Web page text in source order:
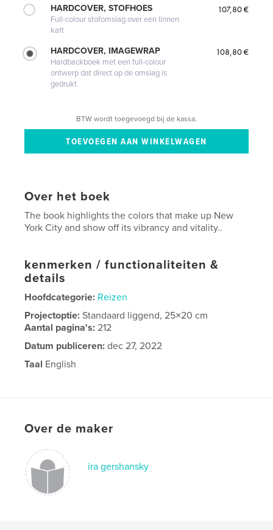
HARDCOVER, STOFHOES
Full-colour stofomslag over een linnen
kaft
107,80 €
HARDCOVER, IMAGEWRAP
Hardbackboek met een full-colour
ontwerp dat direct op de omslag is
gedrukt
108,80 €
BTW wordt toegevoegd bij de kassa.
Over het boek
The book highlights the colors that make up New
York City and show off its vibrancy and vitality..
kenmerken / functionaliteiten &
details
Hoofdcategorie: Reizen
Projectoptie:Standaard liggend, 25×20 cm
Aantal pagina's:212
Datum publiceren: dec 27, 2022
Taal English
Over de maker
ira gershansky